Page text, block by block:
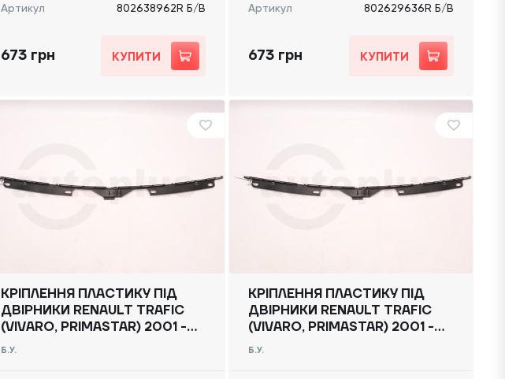
Артикул
802638962R Б/В
673 грн КУПИТИ
Артикул
802629636R Б/В
673 грн КУПИТИ
КРІПЛЕННЯ ПЛАСТИКУ ПІД
ДВІРНИКИ RENAULT TRAFIC
(VIVARO, PRIMASTAR) 2001 -
2014, 8200036493 Б/В
Б.У.
КРІПЛЕННЯ ПЛАСТИКУ ПІД
ДВІРНИКИ RENAULT TRAFIC
(VIVARO, PRIMASTAR) 2001 -
2014, 8200036493 Б/В
Б.У.